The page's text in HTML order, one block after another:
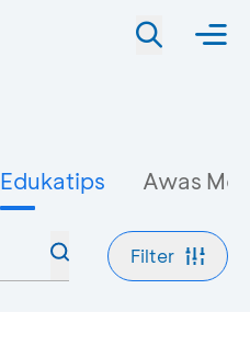
Edukatips Awas
Filter